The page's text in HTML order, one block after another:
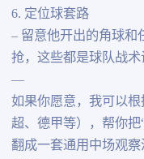
6. 定位球套路
– 留意他开出的角球和
抢，这些都是球队战术
—
如果你愿意，我可以
超、德甲等），帮你
翻成一套通用中场观